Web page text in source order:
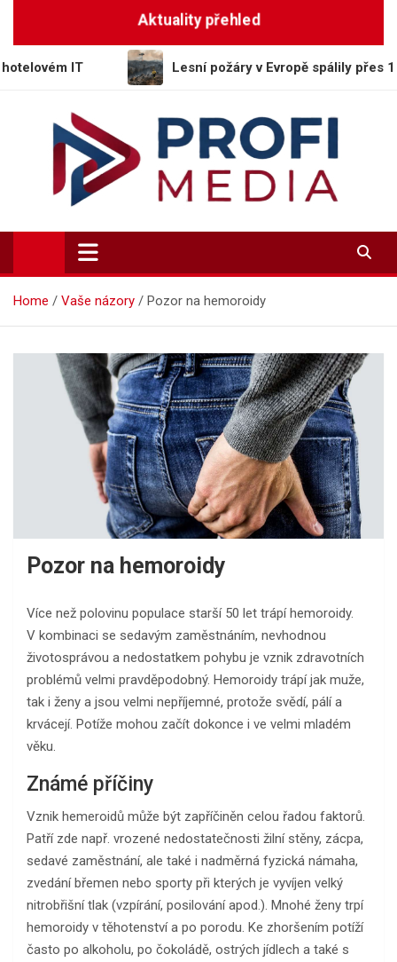
Aktuality přehled
Lesní požáry v Evropě spálily přes 188 tisíc
Profi-Media.cz
Vaše okno do světa informací
Home Vaše názory Pozor na hemoroidy
Pozor na hemoroidy
Více než polovinu populace starší 50 let trápí hemoroidy.
V kombinaci se sedavým zaměstnáním, nevhodnou
životosprávou a nedostatkem pohybu je vznik zdravotních
problémů velmi pravděpodobný. Hemoroidy trápí jak muže,
tak i ženy a jsou velmi nepříjemné, protože svědí, pálí a
krvácejí. Potíže mohou začít dokonce i ve velmi mladém
věku.
Známé příčiny
Vznik hemeroidů může být zapříčiněn celou řadou faktorů.
Patří zde např. vrozené nedostatečnosti žilní stěny, zácpa,
sedavé zaměstnání, ale také i nadměrná fyzická námaha,
zvedání břemen nebo sporty při kterých je vyvíjen velký
nitrobřišní tlak (vzpírání, posilování apod.). Mnohé ženy trpí
hemoroidy v těhotenství a po porodu. Ke zhoršením potíží
často po alkoholu, po čokoládě, ostrých jídlech a také s